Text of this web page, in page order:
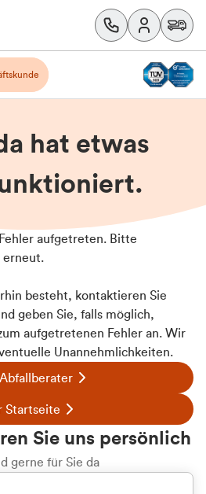
hat etwas
aufgetreten. Bitte
erneut.
besteht, kontaktieren Sie
geben Sie, falls möglich,
aufgetretenen Fehler an. Wir
Unannehmlichkeiten.
Startseite
Sie uns persönlich
gerne für Sie da